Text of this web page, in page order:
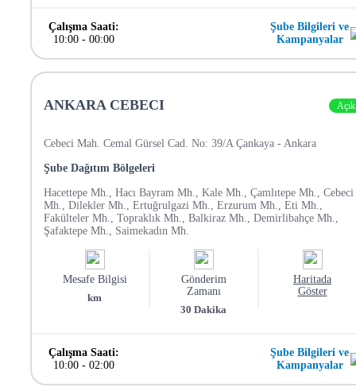
Çalışma Saati:
10:00- 00:00
Şube Bilgileri ve
Kampanyalar
ANKARA CEBECI Açık
Cebeci Mah. Cemal Gürsel Cad. No: 39/A Çankaya - Ankara
Şube Dağıtım Bölgeleri
Hacettepe Mh., Hacı Bayram Mh., Kale Mh., Çamlıtepe Mh., Cebeci
Mh., Dilekler Mh., Ertuğrulgazi Mh., Erzurum Mh., Eti Mh.,
Fakülteler Mh., Topraklık Mh., Balkiraz Mh., Demirlibahçe Mh.,
Şafaktepe Mh., Saimekadın Mh.
Mesafe Bilgisi
km
Gönderim
Zamanı
30 Dakika
Haritada
Göster
Çalışma Saati:
10:00- 02:00
Şube Bilgileri ve
Kampanyalar